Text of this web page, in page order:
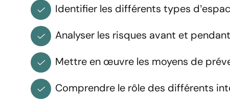
Identifier les différents types
Analyser les risques avant et
Mettre en œuvre les moyens de
Comprendre le rôle des différents
Prénom